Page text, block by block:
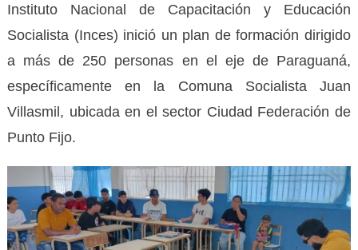
Instituto Nacional de Capacitación y Educación
Socialista (Inces) inició un plan de formación dirigido
a más de 250 personas en el eje de Paraguaná,
específicamente en la Comuna Socialista Juan
Villasmil, ubicada en el sector Ciudad Federación de
Punto Fijo.